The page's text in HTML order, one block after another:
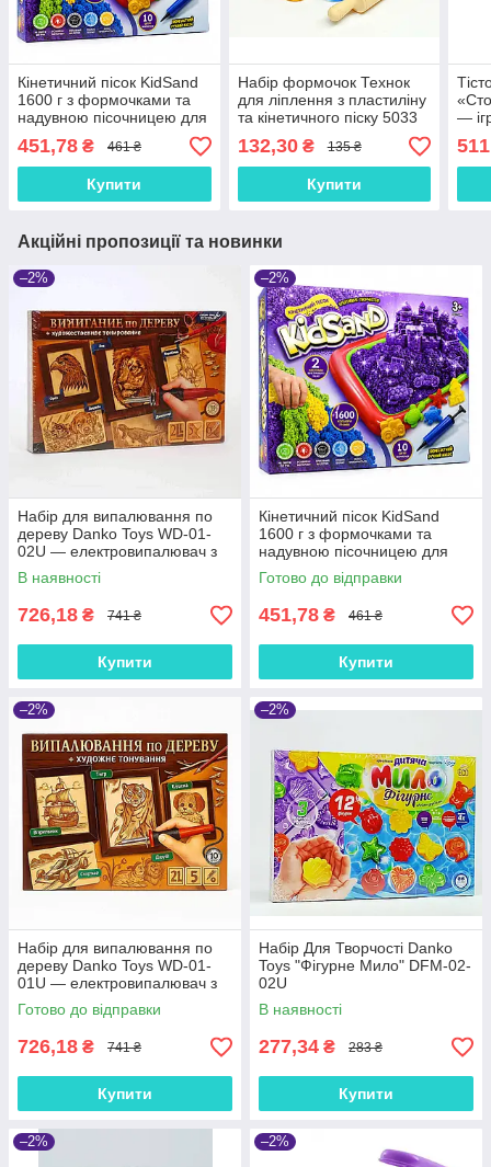
Кінетичний пісок KidSand
1600 г з формочками та
надувною пісочницею для
дітей Danko Toys KS-02-01
451,78 ₴ 461 ₴
Купити
Набір формочок Технок
для ліплення з пластиліну
та кінетичного піску 5033
132,30₴ 135 ₴
Купити
—
Акційні пропозиції та новинки
–2%
Набір для випалювання по
дереву Danko Toys WD-01-
02U — електровипалювач з
насадками
В наявності
726,18 ₴ 741 ₴
Купити
–2%
Кінетичний пісок KidSand
1600 г з формочками та
надувною пісочницею для
дітей Danko Toys KS-02-01
Готово до відправки
451,78 ₴ 461 ₴
Купити
–2%
Набір для випалювання по
дереву Danko Toys WD-01-
01U — електровипалювач з
насадками і заготовками
Готово до відправки
726,18 ₴ 741 ₴
Купити
–2%
Набір Для Творчості Danko
Toys "Фігурне Мило" DFM-02-
02U
В наявності
277,34 ₴ 283 ₴
Купити
–2% –2%